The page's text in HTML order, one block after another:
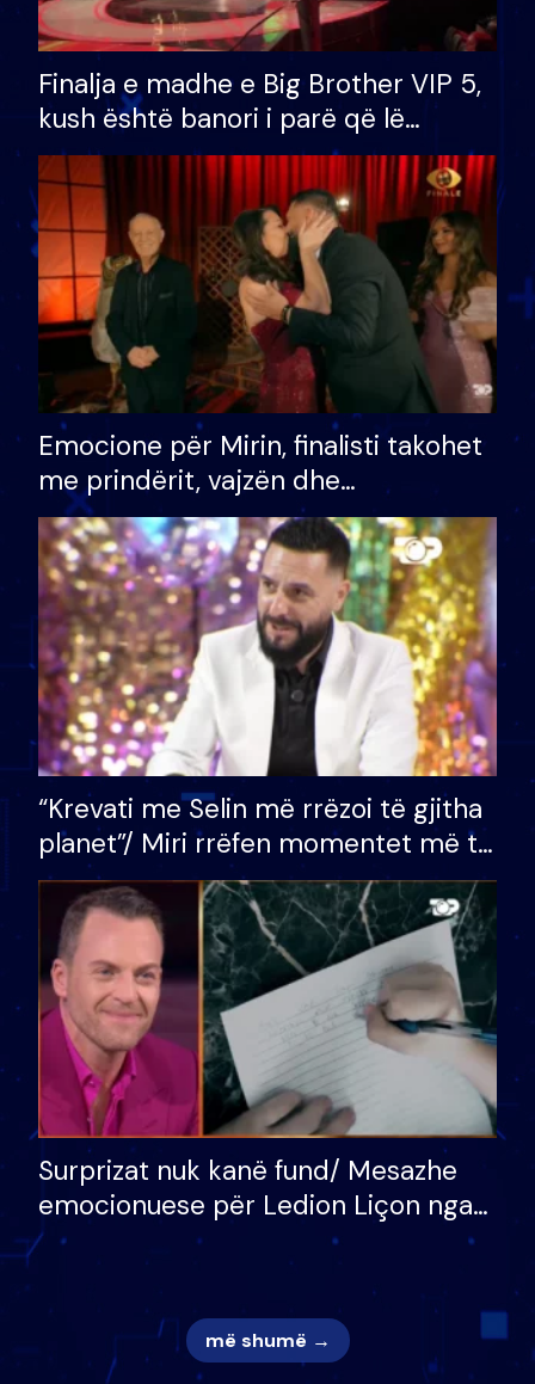
Finalja e madhe e Big Brother VIP 5,
kush është banori i parë që lë
shtëpinë dhe humb mundësinë për
të fituar çmimin e madh
Emocione për Mirin, finalisti takohet
me prindërit, vajzën dhe
bashkëshorten: S’kemi ndonjë letër
divorci apo jo?
“Krevati me Selin më rrëzoi të gjitha
planet”/ Miri rrëfen momentet më të
bukura në shtëpinë e BB VIP: Do më
mungojë zilja e mëngjesit kur…
Surprizat nuk kanë fund/ Mesazhe
emocionuese për Ledion Liçon nga
nëna dhe fëmijët e tij, moderatori
më shumë →